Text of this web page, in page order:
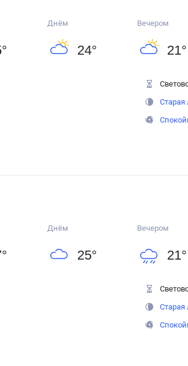
°
Днём
24°
Вечером
21°
Старая
°
Днём
25°
Вечером
21°
Старая